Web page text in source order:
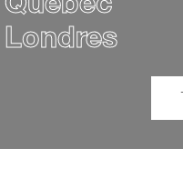
Québec
Londres